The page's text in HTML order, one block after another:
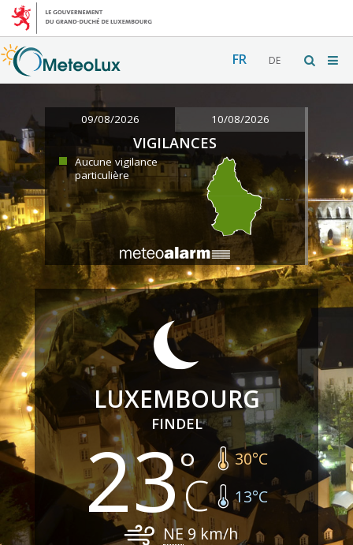
FR DE
09/08/2026 10/08/2026
VIGILANCES
Aucune vigilance
particulière
LUXEMBOURG
FINDEL
23 30°C
13°C
NE9 km/h